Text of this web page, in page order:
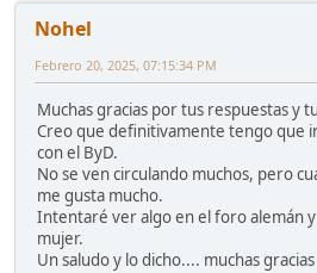
Nohel
Febrero 20, 2025, 07:15:34 PM
Muchas gracias por tus respuestas y
Creo que definitivamente tengo que
con el ByD.
No se ven circulando muchos, pero
me gusta mucho.
Intentaré ver algo en el foro alemán
mujer.
Un saludo y lo dicho.... muchas gracias